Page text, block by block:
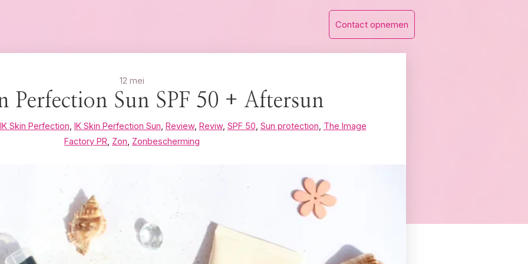
Contact opnemen
12 mei
Perfection Sun SPF 50 + Aftersun
IK Skin Perfection IK Skin Perfection Sun Review, Reviw, SPF 50 Sun protection The Image
Factory PR Zon Zonbescherming